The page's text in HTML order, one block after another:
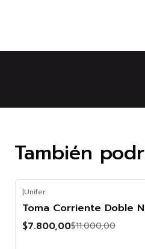
También
-29%
OFF
|Unifer
Toma Corriente Doble
$7.800,00$11.000,00